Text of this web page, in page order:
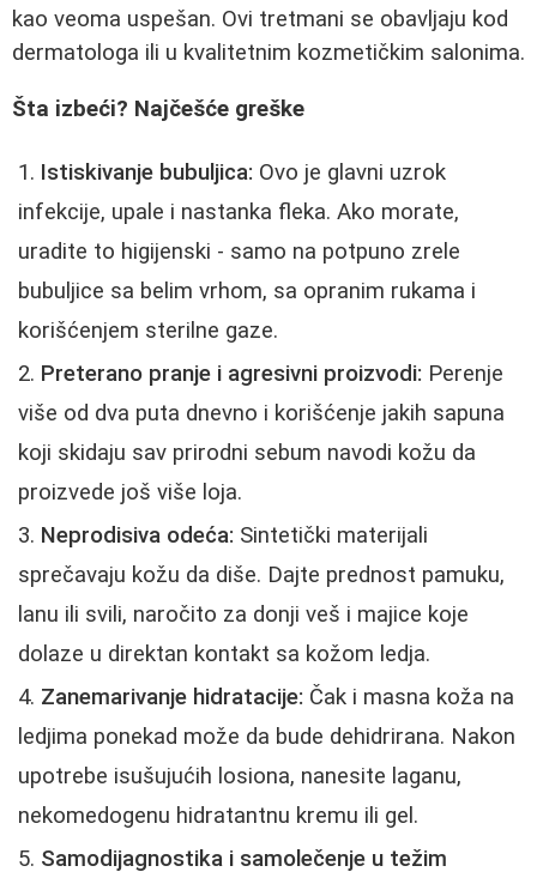
kao veoma uspešan. Ovi tretmani se obavljaju kod
dermatologa ili u kvalitetnim kozmetičkim salonima.
Šta izbeći? Najčešće greške
Istiskivanje bubuljica: Ovo je glavni uzrok
infekcije, upale i nastanka fleka. Ako morate,
uradite to higijenski - samo na potpuno zrele
bubuljice sa belim vrhom, sa opranim rukama i
korišćenjem sterilne gaze.
Preterano pranje i agresivni proizvodi: Perenje
više od dva puta dnevno i korišćenje jakih sapuna
koji skidaju sav prirodni sebum navodi kožu da
proizvede još više loja.
Neprodisiva odeća: Sintetički materijali
sprečavaju kožu da diše. Dajte prednost pamuku,
lanu ili svili, naročito za donji veš i majice koje
dolaze u direktan kontakt sa kožom ledja.
Zanemarivanje hidratacije: Čak i masna koža na
ledjima ponekad može da bude dehidrirana. Nakon
upotrebe isušujućih losiona, nanesite laganu,
nekomedogenu hidratantnu kremu ili gel.
Samodijagnostika i samolečenje u težim